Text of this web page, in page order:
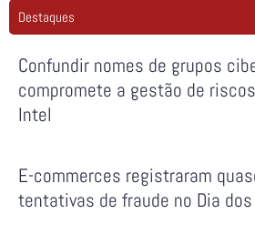
Destaques
Confundir nomes de grupos
compromete a gestão de
Intel
E-commerces registraram
tentativas de fraude no Dia